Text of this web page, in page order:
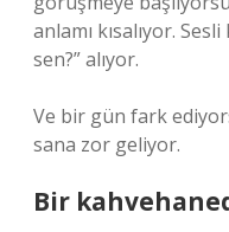
anlamı kısalıyor.
sen?” alıyor.
Ve bir gün fark
sana zor geliyor.
Bir